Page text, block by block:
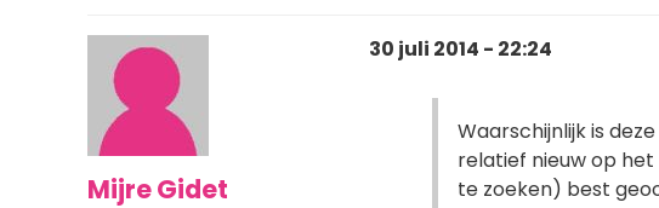
Mijre Gidet
30 juli 2014 - 22:24
Waarschijnlijk is
relatief nieuw op
te zoeken) best